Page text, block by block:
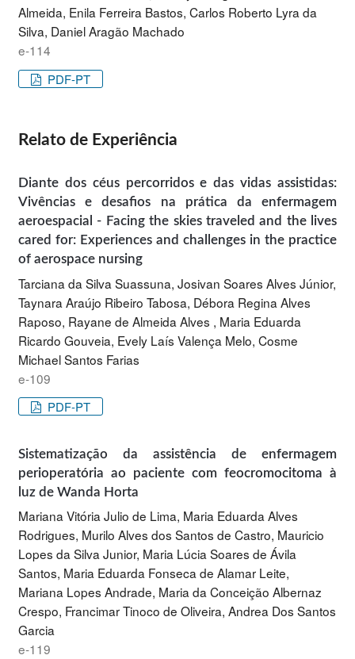
Almeida, Enila Ferreira Bastos, Carlos Roberto Lyra da
Silva, Daniel Aragão Machado
e-114
PDF-PT
Relato de Experiência
Diante dos céus percorridos e das vidas assistidas:
Vivências e desafios na prática da enfermagem
aeroespacial - Facing the skies traveled and the lives
cared for: Experiences and challenges in the practice
of aerospace nursing
Tarciana da Silva Suassuna, Josivan Soares Alves Júnior,
Taynara Araújo Ribeiro Tabosa, Débora Regina Alves
Raposo, Rayane de Almeida Alves , Maria Eduarda
Ricardo Gouveia, Evely Laís Valença Melo, Cosme
Michael Santos Farias
e-109
PDF-PT
Sistematização da assistência de enfermagem
perioperatória ao paciente com feocromocitoma à
luz de Wanda Horta
Mariana Vitória Julio de Lima, Maria Eduarda Alves
Rodrigues, Murilo Alves dos Santos de Castro, Mauricio
Lopes da Silva Junior, Maria Lúcia Soares de Ávila
Santos, Maria Eduarda Fonseca de Alamar Leite,
Mariana Lopes Andrade, Maria da Conceição Albernaz
Crespo, Francimar Tinoco de Oliveira, Andrea Dos Santos
Garcia
e-119